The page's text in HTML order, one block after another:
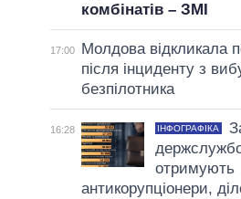
комбінатів – ЗМІ
17:00
Молдова відкликала
після інциденту з
безпілотника
16:28 ІНФОГРАФІКА
отримують
антикорупціонери,